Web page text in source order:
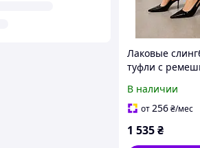
Лаковые
туфли с
Черный 35 (23
L2051-21 black
В наличии
от 256₴/мес
1 535₴